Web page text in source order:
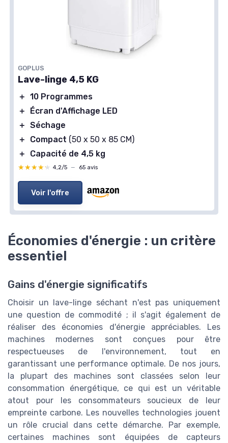
GOPLUS
Lave-linge 4,5 KG
＋ 10 Programmes
＋
Écran d'Affichage LED
＋ Séchage
＋
Compact (50 x 50 x 85 CM)
＋
Capacité de 4,5 kg
★★★★★
★★★★★ 4,2/5 — 65 avis
Voir l'offre
Économies d'énergie : un critère
essentiel
Gains d'énergie significatifs
Choisir un lave-linge séchant n'est pas uniquement
une question de commodité ; il s'agit également de
réaliser des économies d'énergie appréciables. Les
machines modernes sont conçues pour être
respectueuses de l'environnement, tout en
garantissant une performance optimale. De nos jours,
la plupart des machines sont classées selon leur
consommation énergétique, ce qui est un véritable
atout pour les consommateurs soucieux de leur
empreinte carbone. Les nouvelles technologies jouent
un rôle crucial dans cette démarche. Par exemple,
certaines machines sont équipées de capteurs